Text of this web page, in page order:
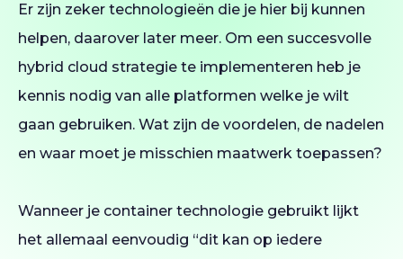
Er zijn zeker technologieën die je hier bij kunnen
helpen, daarover later meer. Om een succesvolle
hybrid cloud strategie te implementeren heb je
kennis nodig van alle platformen welke je wilt
gaan gebruiken. Wat zijn de voordelen, de nadelen
en waar moet je misschien maatwerk toepassen?
Wanneer je container technologie gebruikt lijkt
het allemaal eenvoudig “dit kan op iedere